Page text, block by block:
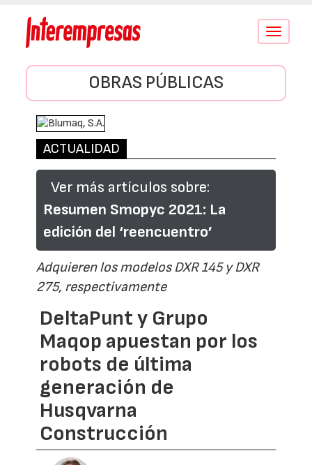
Conmutar
OBRAS PÚBLICAS
ACTUALIDAD
Ver más artículos sobre:
Resumen Smopyc 2021: La
edición del ‘reencuentro’
Adquieren los modelos DXR 145 y DXR
275, respectivamente
DeltaPunt y Grupo
Maqop apuestan por los
robots de última
generación de
Husqvarna
Construcción